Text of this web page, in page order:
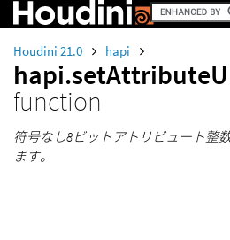
Houdini 21.0 hapi
function
符号なし8ビットアトリビュート整
ます。